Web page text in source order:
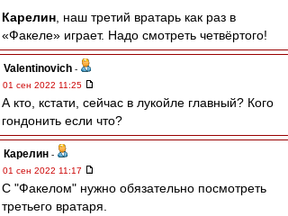
Карелин , наш третий вратарь как раз в
«Факеле» играет. Надо смотреть четвёртого!
Valentinovich -
01 сен 2022 11:25
А кто, кстати, сейчас в лукойле главный? Кого
гондонить если что?
Карелин -
01 сен 2022 11:17
С "Факелом" нужно обязательно посмотреть
третьего вратаря.